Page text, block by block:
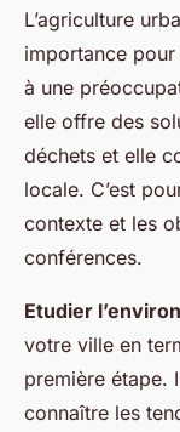
L’agriculture
importance
à une
elle offre des
déchets et elle
locale. C’est
contexte et les
conférences.
Etudier
votre ville en
première étape.
connaître les